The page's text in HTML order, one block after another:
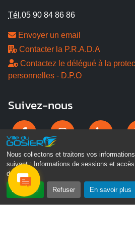
Nous collectons et traitons vos
suivant :
Informations de sessions et
des pages .
Accepter Refuser En savoir plus
Tél.05 90 84 86 86
Envoyer un email
Contacter la P.R.A.D.A
Contactez le délégué à la
personnelles - D.P.O
Suivez-nous